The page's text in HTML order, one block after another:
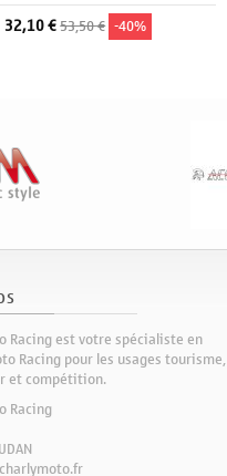
32,10 €53,50 € -40%
Racing est votre spécialiste en
Racing pour les usages tourisme,
et compétition.
Racing